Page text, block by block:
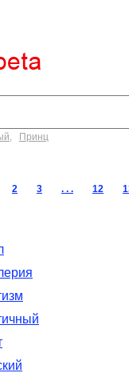
, Принц
2 3 . . . 12